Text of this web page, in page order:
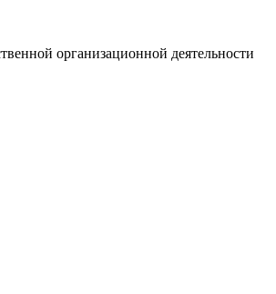
организационной деятельности